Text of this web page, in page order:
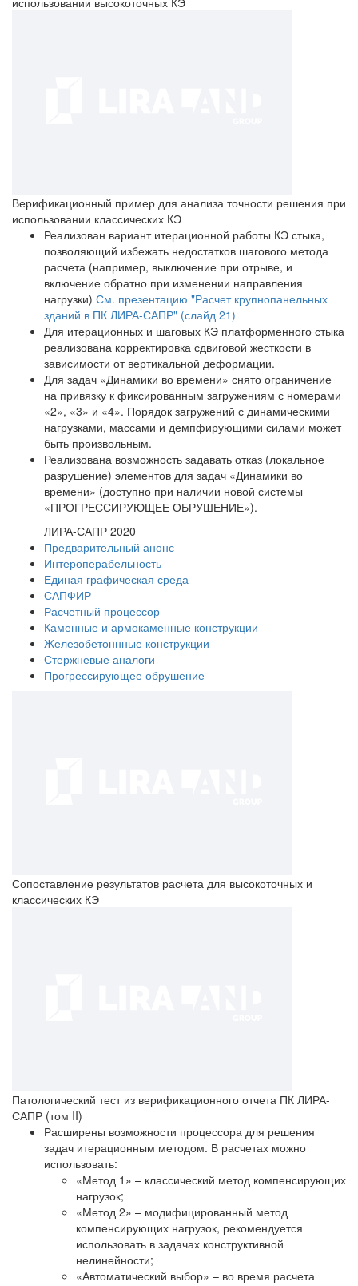
Верификационный пример для анализа точности решения при
использовании классических КЭ
Реализован вариант итерационной работы КЭ стыка,
позволяющий избежать недостатков шагового метода
расчета (например, выключение при отрыве, и
включение обратно при изменении направления
нагрузки) См. презентацию "Расчет крупнопанельных
зданий в ПК ЛИРА-САПР" (слайд 21)
Для итерационных и шаговых КЭ платформенного стыка
реализована корректировка сдвиговой жесткости в
зависимости от вертикальной деформации.
Для задач «Динамики во времени» снято ограничение
на привязку к фиксированным загружениям с номерами
«2», «3» и «4». Порядок загружений с динамическими
нагрузками, массами и демпфирующими силами может
быть произвольным.
Реализована возможность задавать отказ (локальное
разрушение) элементов для задач «Динамики во
времени» (доступно при наличии новой системы
«ПРОГРЕССИРУЮЩЕЕ ОБРУШЕНИЕ»).
ЛИРА-САПР 2020
Предварительный анонс
Интероперабельность
Единая графическая среда
САПФИР
Расчетный процессор
Каменные и армокаменные конструкции
Железобетоннные конструкции
Стержневые аналоги
Прогрессирующее обрушение
Сопоставление результатов расчета для высокоточных и
классических КЭ
Патологический тест из верификационного отчета ПК ЛИРА-
САПР (том II)
Расширены возможности процессора для решения
задач итерационным методом. В расчетах можно
использовать:
«Метод 1» – классический метод компенсирующих
нагрузок;
«Метод 2» – модифицированный метод
компенсирующих нагрузок, рекомендуется
использовать в задачах конструктивной
нелинейности;
«Автоматический выбор» – во время расчета